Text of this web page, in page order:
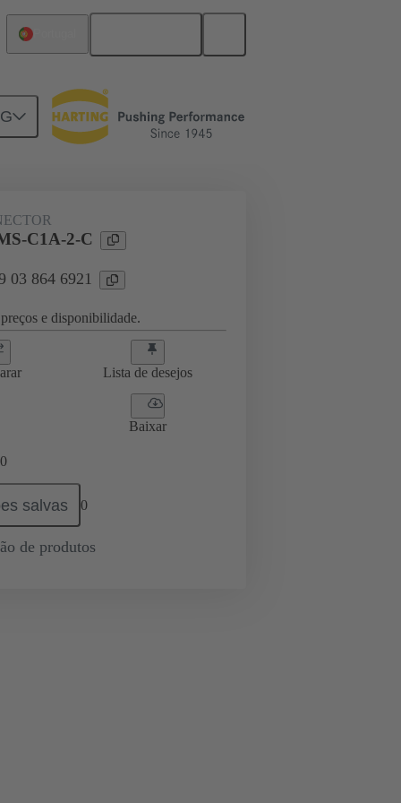
connection 09 03 864 6921
C1A-2-C
03 864 6921
e disponibilidade.
Lista de desejos
Baixar
0
salvas 0
de produtos